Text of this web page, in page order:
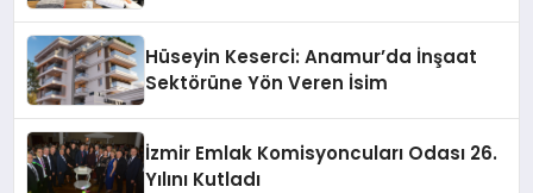
Hüseyin Keserci: Anamur’da İnşaat
Sektörüne Yön Veren İsim
İzmir Emlak Komisyoncuları Odası 26.
Yılını Kutladı